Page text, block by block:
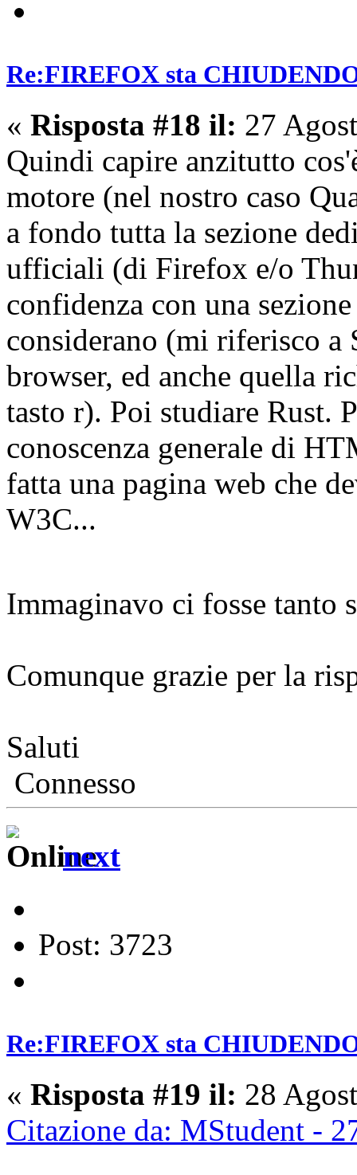
Re:FIREFOX sta
« Risposta #18 il: 27
Quindi capire anzitutto
motore (nel nostro caso
a fondo tutta la sezione
ufficiali (di Firefox e/o
confidenza con una
considerano (mi riferisco
browser, ed anche quella
tasto r). Poi studiare Rust.
conoscenza generale di
fatta una pagina web che
W3C...
Immaginavo ci fosse tanto
Comunque grazie per la
Saluti
Connesso
next
Post: 3723
Re:FIREFOX sta
« Risposta #19 il: 28
Citazione da: MStudent -